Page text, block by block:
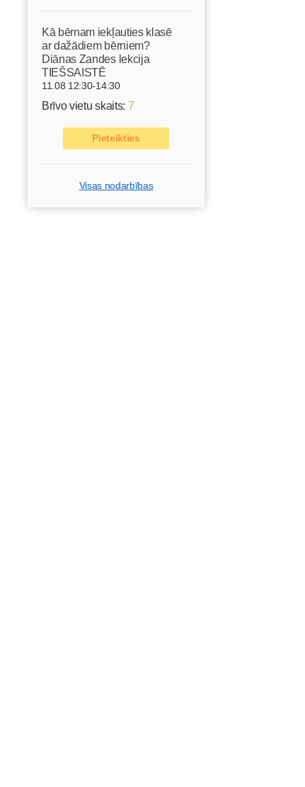
Kā bērnam iekļauties klasē
ar dažādiem bērniem?
Diānas Zandes lekcija
TIEŠSAISTĒ
11.08 12:30-14:30
Brīvo vietu skaits: 7
Pieteikties
Visas nodarbības